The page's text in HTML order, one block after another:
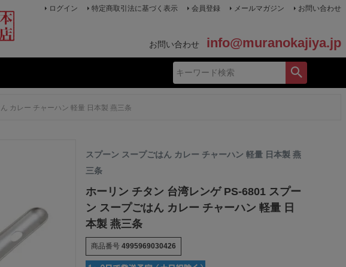
ログイン 特定商取引法に基づく表示 会員登録 メールマガジン お問い合わせ
お問い合わせ info@muranokajiya.jp
カレー チャーハン 軽量 日本製 燕三条
スプーン スープごはん カレー チャーハン 軽量 日本製 燕
三条
ホーリン チタン 台湾レンゲ PS-6801 スプー
ン スープごはん カレー チャーハン 軽量 日
本製 燕三条
商品番号 4995969030426